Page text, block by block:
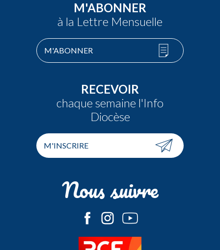
M'ABONNER
à la Lettre Mensuelle
M'ABONNER
RECEVOIR
chaque semaine l'Info
Diocèse
M'INSCRIRE
Nous suivre